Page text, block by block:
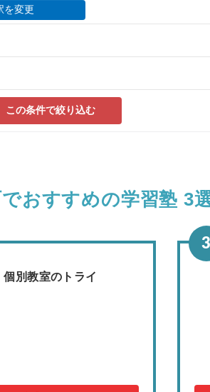
を変更
この条件で絞り込む
おすすめの学習塾 3
個別教室のトライ